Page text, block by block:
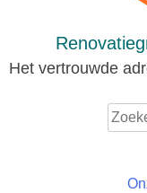
Het vertrouwde